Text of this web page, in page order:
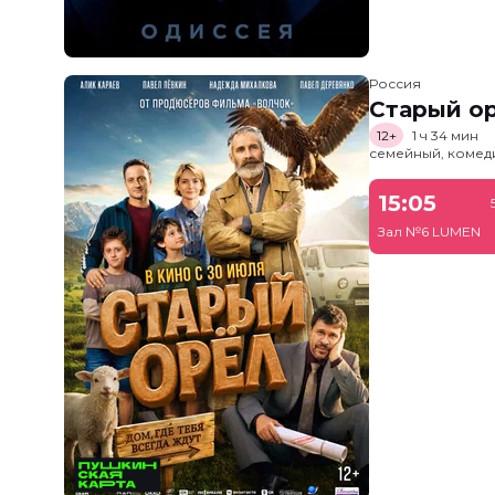
Россия
Старый
12+
1 ч 34 мин
семейный,
15:05
Зал №6 LUMEN